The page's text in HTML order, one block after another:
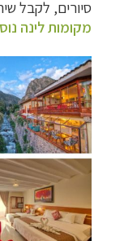
סיורים, לקבל
מקומות לינה